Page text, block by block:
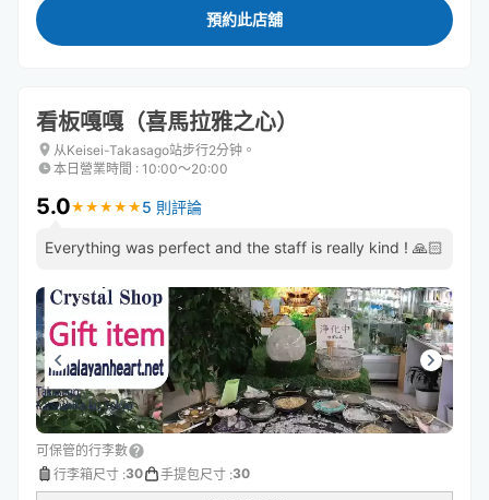
預約此店舖
看板嘎嘎（喜馬拉雅之心）
从Keisei-Takasago站步行2分钟。
本日營業時間 : 10:00〜20:00
5.0★ ★ ★ ★ ★
★ ★ ★ ★ ★ 5 則評論
Everything was perfect and the staff is really kind ! 🙏🏻
可保管的行李數
行李箱尺寸 :30 手提包尺寸 :30